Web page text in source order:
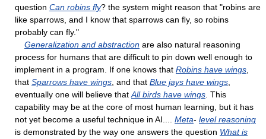
question Can robins ﬂy? the system might reason that "robins are
like sparrows, and I know that sparrows can ﬂy, so robins
probably can ﬂy."
Generalization and abstraction are also natural reasoning
process for humans that are difficult to pin down well enough to
implement in a program. If one knows that Robins have wings
that Sparrows have wings , and that Blue jays have wings
eventually one will believe that All birds have wings . This
capability may be at the core of most human learning, but it has
not yet become a useful technique in AI.... Meta- level reasoning
is demonstrated by the way one answers the question What is